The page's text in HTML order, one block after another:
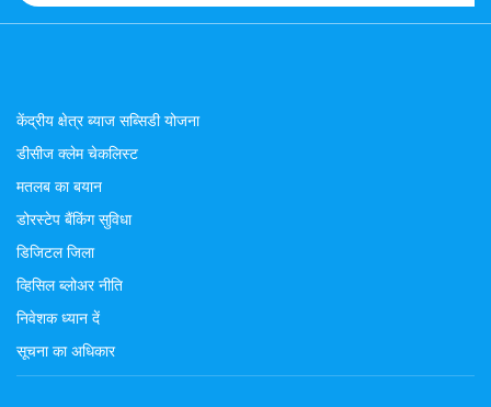
केंद्रीय क्षेत्र ब्याज सब्सिडी योजना
डीसीज क्लेम चेकलिस्ट
मतलब का बयान
डोरस्टेप बैंकिंग सुविधा
डिजिटल जिला
व्हिसिल ब्लोअर नीति
निवेशक ध्यान दें
सूचना का अधिकार